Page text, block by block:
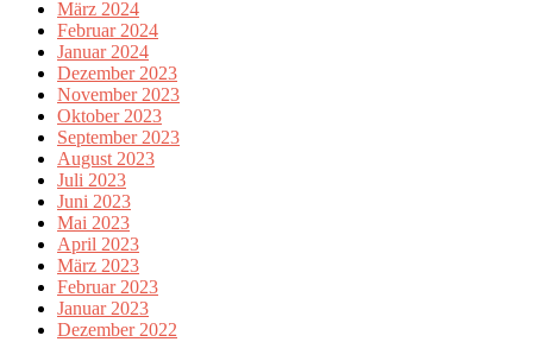
März 2024
Februar 2024
Januar 2024
Dezember 2023
November 2023
Oktober 2023
September 2023
August 2023
Juli 2023
Juni 2023
Mai 2023
April 2023
März 2023
Februar 2023
Januar 2023
Dezember 2022